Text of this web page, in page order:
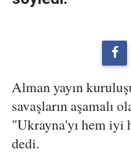
Alman yayın
savaşların aşamalı
"Ukrayna'yı hem iyi
dedi.